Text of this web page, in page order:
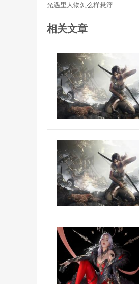
光遇里人物怎么样悬浮
相关文章